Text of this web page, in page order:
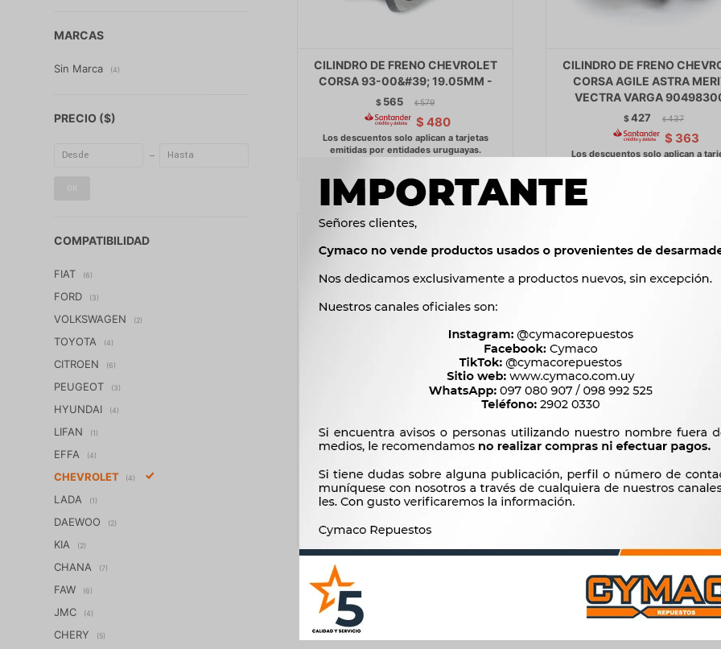
CILINDRO DE FRENO CHEVROLET
CORSA 93-00&#39; 19.05MM -
$ 565 $ 579
$ 480
CILINDRO DE FRENO
CORSA AGILE ASTRA
VECTRA VARGA
$427 $ 437
$ 363
CILINDRO DE FRENO FORD ESCORT
$981 1.005
$834
MARCAS
Sin Marca (4)
PRECIO ($)
COMPATIBILIDAD
FIAT (6)
FORD (3)
VOLKSWAGEN (2)
TOYOTA (4)
CITROEN (6)
PEUGEOT (3)
HYUNDAI (4)
LIFAN (1)
EFFA (4)
CHEVROLET (4)
LADA (1)
DAEWOO (2)
KIA (2)
CHANA (7)
FAW (6)
JMC (4)
CHERY (5)